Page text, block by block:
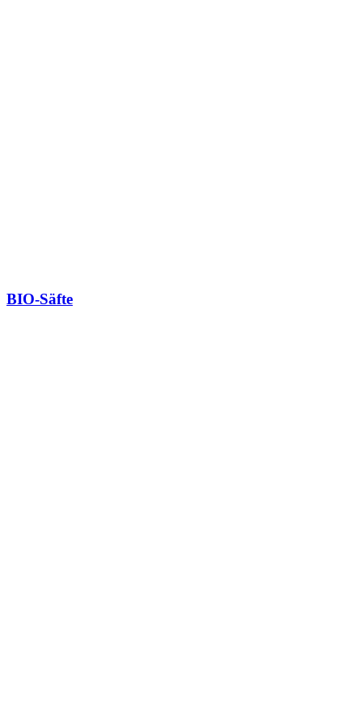
BIO-Säfte